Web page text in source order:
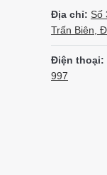
Địa chỉ: Số
Trấn Biên,
Điện thoại:
997